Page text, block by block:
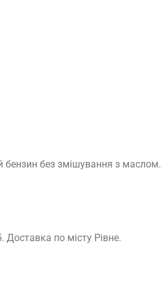
без змішування з
Доставка по місту Рівне.